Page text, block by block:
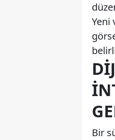
Yeni
Bir